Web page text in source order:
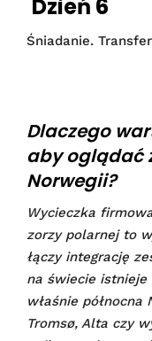
Dzień 6
Śniadanie.
Dlaczego
aby oglądać
Norwegii?
Wycieczka
zorzy polarnej to
łączy integrację
na świecie
właśnie
Tromsø, Alta czy